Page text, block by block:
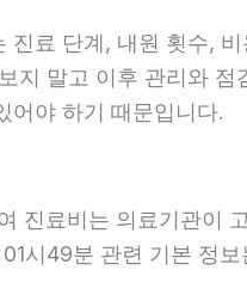
진료 단계, 내원 횟수,
지 말고 이후 관리와
어야 하기 때문입니다.
진료비는 의료기관이
시49분 관련 기본 정보